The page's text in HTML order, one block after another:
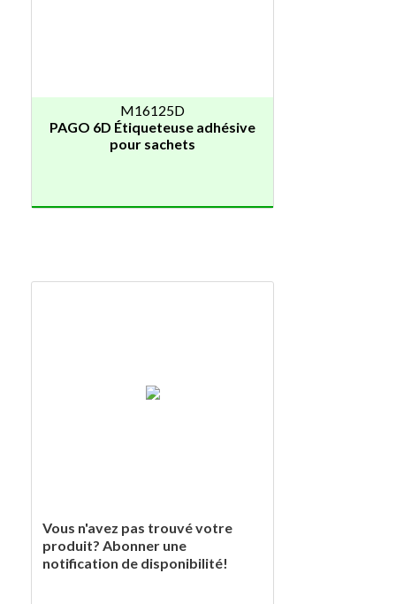
M16125D
PAGO 6D Étiqueteuse adhésive
pour sachets
Vous n'avez pas trouvé votre
produit? Abonner une
notification de disponibilité!